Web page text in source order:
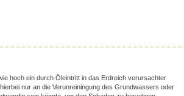
hoch ein durch Öleintritt in das Erdreich verursachter
nur an die Verunreiningung des Grundwassers oder